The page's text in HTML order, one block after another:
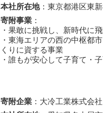
本社所在地：東京都港区東
寄附事業：
・果敢に挑戦し、新時代に
・東海エリアの西の中枢都
くりに資する事業
・誰もが安心して子育て・
寄附企業：大冷工業株式会